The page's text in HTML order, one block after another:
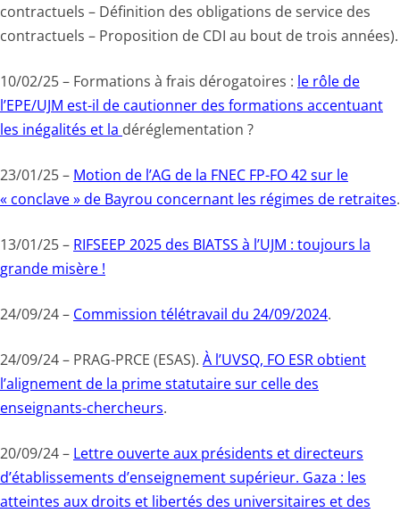
contractuels – Définition des obligations de service des
contractuels – Proposition de CDI au bout de trois années).
10/02/25 – Formations à frais dérogatoires : le rôle de
l’EPE/UJM est-il de cautionner des formations accentuant
les inégalités et la déréglementation ?
23/01/25 – Motion de l’AG de la FNEC FP-FO 42 sur le
« conclave » de Bayrou concernant les régimes de retraites.
13/01/25 – RIFSEEP 2025 des BIATSS à l’UJM : toujours la
grande misère !
24/09/24 – Commission télétravail du 24/09/2024.
24/09/24 – PRAG-PRCE (ESAS). À l’UVSQ, FO ESR obtient
l’alignement de la prime statutaire sur celle des
enseignants-chercheurs.
20/09/24 – Lettre ouverte aux présidents et directeurs
d’établissements d’enseignement supérieur. Gaza : les
atteintes aux droits et libertés des universitaires et des